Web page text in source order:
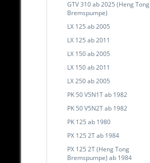
GTV 310 ab 2025 (Heng Tong
Bremspumpe)
LX 125 ab 2005
LX 125 ab 2011
LX 150 ab 2005
LX 150 ab 2011
LX 250 ab 2005
PK 50 V5N1T ab 1982
PK 50 V5N2T ab 1982
PK 125 ab 1980
PX 125 2T ab 1984
PX 125 2T (Heng Tong
Bremspumpe) ab 1984